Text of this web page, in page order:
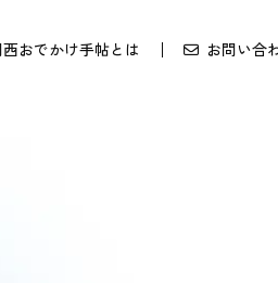
西おでかけ手帖とは お問い合